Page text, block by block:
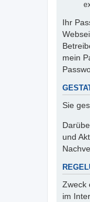
Ihr
mein
Sie
und
Zweck
im